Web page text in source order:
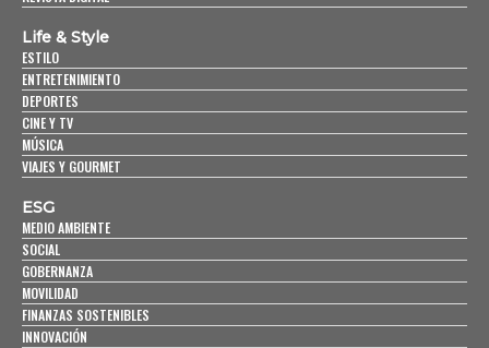
Life & Style
ESTILO
ENTRETENIMIENTO
DEPORTES
CINE Y TV
MÚSICA
VIAJES Y GOURMET
ESG
MEDIO AMBIENTE
SOCIAL
GOBERNANZA
MOVILIDAD
FINANZAS SOSTENIBLES
INNOVACIÓN